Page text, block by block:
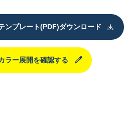
ンプレート(PDF)ダウンロード
ラー展開を確認する